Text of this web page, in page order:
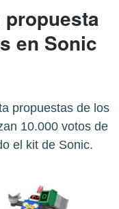
propuesta
en Sonic
propuestas de los
10.000 votos de
el kit de Sonic.